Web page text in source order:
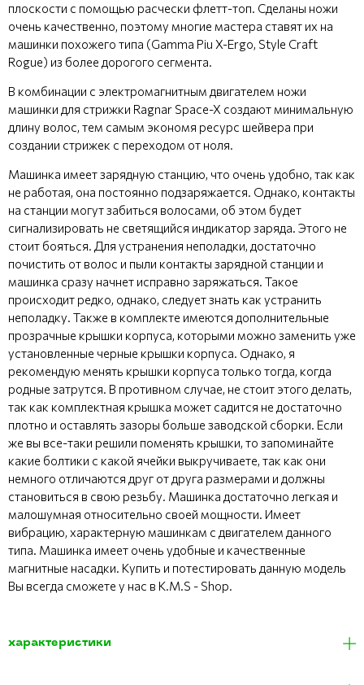
плоскости с помощью расчески флетт-топ. Сделаны ножи
очень качественно, поэтому многие мастера ставят их на
машинки похожего типа (Gamma Piu X-Ergo, Style Craft
Rogue) из более дорогого сегмента.
В комбинации с электромагнитным двигателем ножи
машинки для стрижки Ragnar Space-X создают минимальную
длину волос, тем самым экономя ресурс шейвера при
создании стрижек с переходом от ноля.
Машинка имеет зарядную станцию, что очень удобно, так как
не работая, она постоянно подзаряжается. Однако, контакты
на станции могут забиться волосами, об этом будет
сигнализировать не светящийся индикатор заряда. Этого не
стоит бояться. Для устранения неполадки, достаточно
почистить от волос и пыли контакты зарядной станции и
машинка сразу начнет исправно заряжаться. Такое
происходит редко, однако, следует знать как устранить
неполадку. Также в комплекте имеются дополнительные
прозрачные крышки корпуса, которыми можно заменить уже
установленные черные крышки корпуса. Однако, я
рекомендую менять крышки корпуса только тогда, когда
родные затрутся. В противном случае, не стоит этого делать,
так как комплектная крышка может садится не достаточно
плотно и оставлять зазоры больше заводской сборки. Если
же вы все-таки решили поменять крышки, то запоминайте
какие болтики с какой ячейки выкручиваете, так как они
немного отличаются друг от друга размерами и должны
становиться в свою резьбу. Машинка достаточно легкая и
малошумная относительно своей мощности. Имеет
вибрацию, характерную машинкам с двигателем данного
типа. Машинка имеет очень удобные и качественные
магнитные насадки. Купить и потестировать данную модель
Вы всегда сможете у нас в K.M.S - Shop.
характеристики